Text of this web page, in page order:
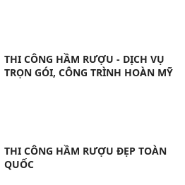
THI CÔNG HẦM RƯỢU - DỊCH VỤ
TRỌN GÓI, CÔNG TRÌNH HOÀN MỸ
THI CÔNG HẦM RƯỢU ĐẸP TOÀN
QUỐC